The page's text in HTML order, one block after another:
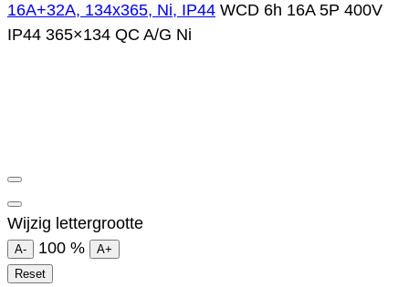
16A+32A, 134x365, Ni, IP44 WCD 6h 16A 5P 400V
IP44 365×134 QC A/G Ni
Wijzig lettergrootte
A- 100 %
A+
Reset